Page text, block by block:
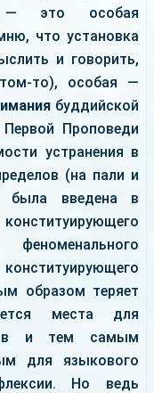
— это особая
что установка
и говорить,
то), особая —
буддийской
Проповеди
устранения в
(на пали и
была введена в
образом теряет
места для
и тем самым
для языкового
Но ведь